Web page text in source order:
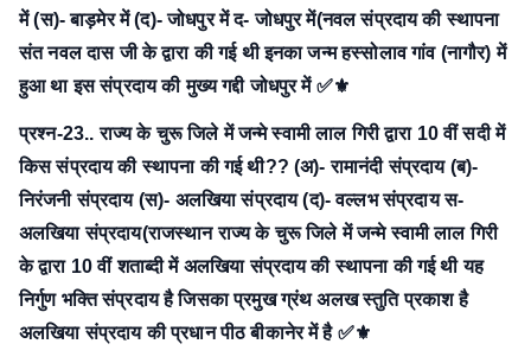
में (स)- बाड़मेर में (द)- जोधपुर में द- जोधपुर में(नवल संप्रदाय की स्थापना
संत नवल दास जी के द्वारा की गई थी इनका जन्म हस्सोलाव गांव (नागौर) में
हुआ था इस संप्रदाय की मुख्य गद्दी जोधपुर में ✅⚜
प्रश्न-23.. राज्य के चुरू जिले में जन्मे स्वामी लाल गिरी द्वारा 10 वीं सदी में
किस संप्रदाय की स्थापना की गई थी?? (अ)- रामानंदी संप्रदाय (ब)-
निरंजनी संप्रदाय (स)- अलखिया संप्रदाय (द)- वल्लभ संप्रदाय स-
अलखिया संप्रदाय(राजस्थान राज्य के चुरू जिले में जन्मे स्वामी लाल गिरी
के द्वारा 10 वीं शताब्दी में अलखिया संप्रदाय की स्थापना की गई थी यह
निर्गुण भक्ति संप्रदाय है जिसका प्रमुख ग्रंथ अलख स्तुति प्रकाश है
अलखिया संप्रदाय की प्रधान पीठ बीकानेर में है ✅⚜